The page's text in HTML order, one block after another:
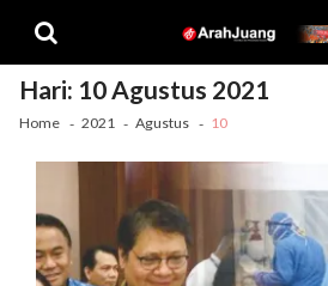
navigation
content
Hari: 10 Agustus 2021
Home 2021 Agustus 10